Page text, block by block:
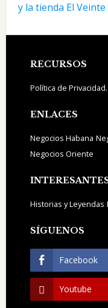
y la tienda El
Footer
RECURSOS
Política de Privacidad.
ENLACES
Negocios Habana
Negocios Oriente
Historias y Leyendas
SÍGUENOS
Facebook
Youtube